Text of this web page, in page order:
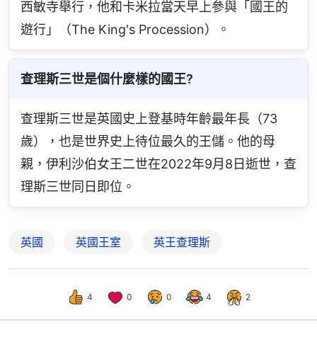
西敏寺舉行，他和卡米拉當天早上參與「國王的
遊行」（The King's Procession）。
查理斯三世是個什麼樣的國王?
查理斯三世是英國史上登基時年齡最年長（73
歲），也是世界史上待位最久的王儲。他的母
親，伊利沙伯女王二世在2022年9月8日逝世，查
理斯三世同日即位。
英國 英國王室 英王查理斯
4 0 0 4 2